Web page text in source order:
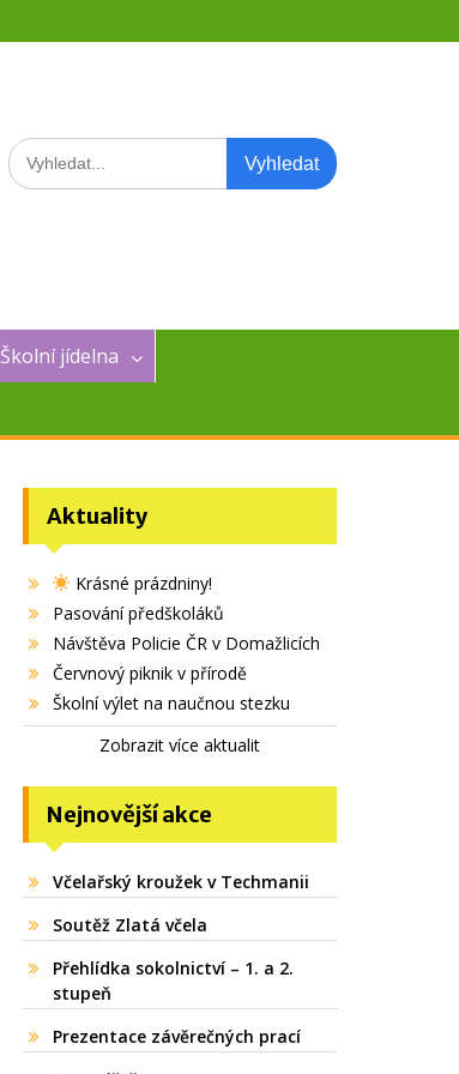
Search
for:
Školní jídelna
Aktuality
Krásné prázdniny!
Pasování předškoláků
Návštěva Policie ČR v Domažlicích
Červnový piknik v přírodě
Školní výlet na naučnou stezku
Zobrazit více aktualit
Nejnovější akce
Včelařský kroužek v Techmanii
Soutěž Zlatá včela
Přehlídka sokolnictví – 1. a 2.
stupeň
Prezentace závěrečných prací